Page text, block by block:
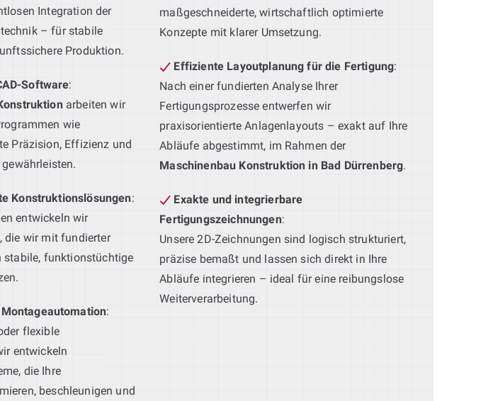
Integration der
– für stabile
Produktion.
Software:
arbeiten wir
wie
Präzision, Effizienz und
Konstruktionslösungen:
entwickeln wir
die wir mit fundierter
stabile, funktionstüchtige
:
flexible
entwickeln
die Ihre
beschleunigen und
maßgeschneiderte, wirtschaftlich optimierte
Konzepte mit klarer Umsetzung.
Effiziente Layoutplanung für die Fertigung:
Nach einer fundierten Analyse Ihrer
Fertigungsprozesse entwerfen wir
praxisorientierte Anlagenlayouts – exakt auf Ihre
Abläufe abgestimmt, im Rahmen der
Maschinenbau Konstruktion in Bad Dürrenberg.
Exakte und integrierbare
Fertigungszeichnungen:
Unsere 2D-Zeichnungen sind logisch strukturiert,
präzise bemaßt und lassen sich direkt in Ihre
Abläufe integrieren – ideal für eine reibungslose
Weiterverarbeitung.